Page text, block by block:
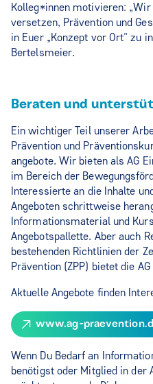
Kolleg*innen motivieren:
versetzen, Prävention und
in Euer „Konzept vor Ort" zu
Bertelsmeier.
Beraten und
Ein wichtiger Teil unserer
Prävention und
angebote. Wir bieten als AG
im Bereich der
Interessierte an die Inhalte
Angeboten schrittweise
Informationsmaterial und
Angebotspallette. Aber auch
bestehenden Richtlinien der
Prävention (ZPP) bietet die
Aktuelle Angebote finden
www.ag-
Wenn Du Bedarf an
benötigst oder Mitglied in der